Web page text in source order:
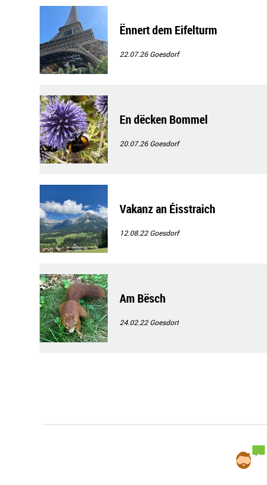
Ënnert dem Eifelturm
22.07.26Goesdorf
En dëcken Bommel
20.07.26Goesdorf
Vakanz an Éisstraich
12.08.22Goesdorf
Am Bësch
24.02.22Goesdorf